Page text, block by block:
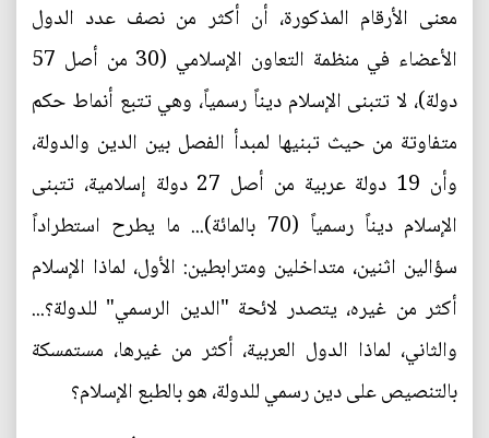
معنى الأرقام المذكورة، أن أكثر من نصف عدد الدول
الأعضاء في منظمة التعاون الإسلامي (30 من أصل 57
دولة)، لا تتبنى الإسلام ديناً رسمياً، وهي تتبع أنماط حكم
متفاوتة من حيث تبنيها لمبدأ الفصل بين الدين والدولة،
وأن 19 دولة عربية من أصل 27 دولة إسلامية، تتبنى
الإسلام ديناً رسمياً (70 بالمائة)... ما يطرح استطراداً
سؤالين اثنين، متداخلين ومترابطين: الأول، لماذا الإسلام
أكثر من غيره، يتصدر لائحة "الدين الرسمي" للدولة؟...
والثاني، لماذا الدول العربية، أكثر من غيرها، مستمسكة
بالتنصيص على دين رسمي للدولة، هو بالطبع الإسلام؟